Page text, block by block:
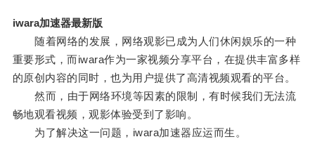
iwara加速器最新版
随着网络的发展，网络观影已成为人们休闲娱乐的一种
重要形式，而iwara作为一家视频分享平台，在提供丰富多样
的原创内容的同时，也为用户提供了高清视频观看的平台。
然而，由于网络环境等因素的限制，有时候我们无法流
畅地观看视频，观影体验受到了影响。
为了解决这一问题，iwara加速器应运而生。